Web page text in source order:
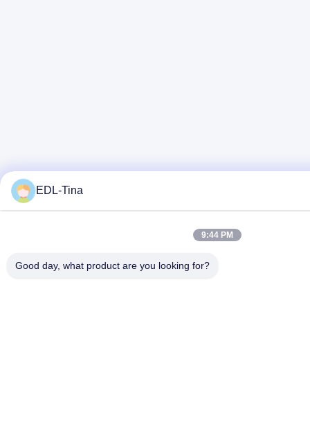
EDL-Tina
9:44 PM
Good day, what product are you looking for?